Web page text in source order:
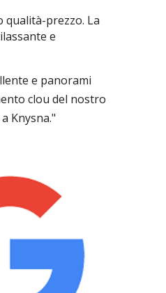
prezzo. La
e
e panorami
clou del nostro
Knysna."